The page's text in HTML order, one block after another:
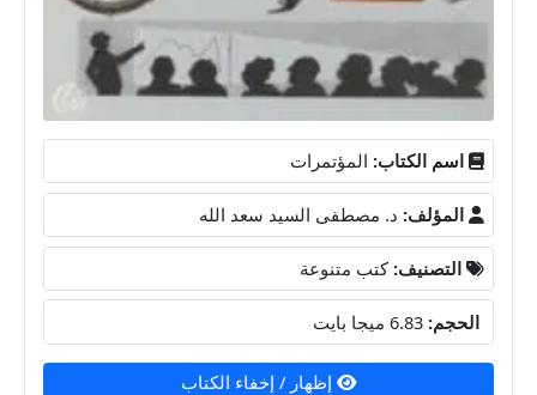
اسم الكتاب: المؤتمرات
المؤلف: د. مصطفى السيد سعد الله
التصنيف: كتب متنوعة
الحجم:
إظهار / إخفاء الكتاب